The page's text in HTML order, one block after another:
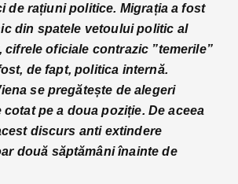
de rațiuni politice. Migrația a fost
din spatele vetoului politic al
cifrele oficiale contrazic ”temerile”
de fapt, politica internă.
se pregătește de alegeri
pe a doua poziție. De aceea
discurs anti extindere
două săptămâni înainte de